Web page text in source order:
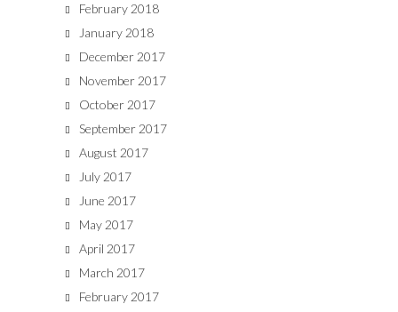
February 2018
January 2018
December 2017
November 2017
October 2017
September 2017
August 2017
July 2017
June 2017
May 2017
April 2017
March 2017
February 2017